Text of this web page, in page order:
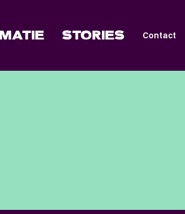
STORIES Contact